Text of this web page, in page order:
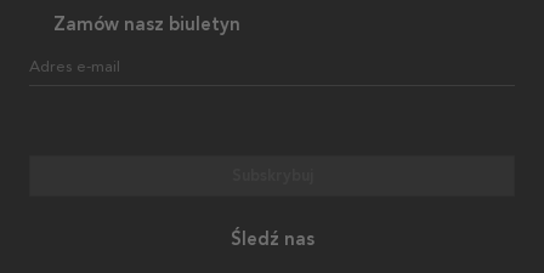
Zamów nasz biuletyn
Adres e-mail
Śledź nas